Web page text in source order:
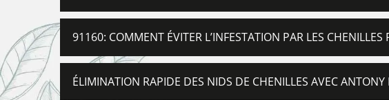
91160: COMMENT ÉVITER L’INFESTATION PAR LES CHENILLES
ÉLIMINATION RAPIDE DES NIDS DE CHENILLES AVEC ANTONY